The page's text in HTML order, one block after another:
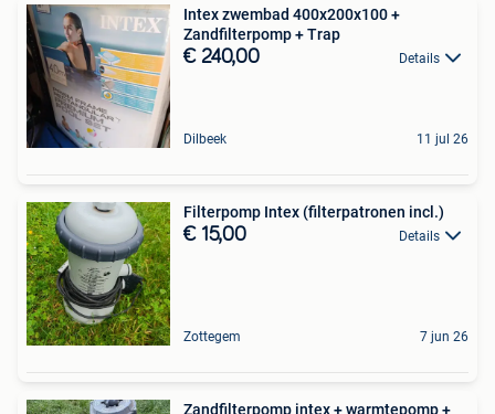
Intex zwembad 400x200x100 +
Zandfilterpomp + Trap
€ 240,00 Details
Dilbeek 11 jul 26
Filterpomp Intex (filterpatronen incl.)
€ 15,00 Details
Zottegem 7 jun 26
Zandfilterpomp intex + warmtepomp +